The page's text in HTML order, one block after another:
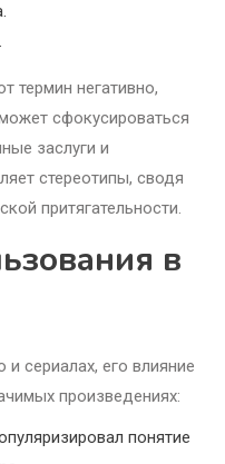
термин негативно,
сфокусироваться
заслуги и
стереотипы, сводя
притягательности.
в
и сериалах, его влияние
произведениях:
понятие